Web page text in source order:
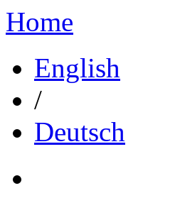
Home
English
/
Deutsch